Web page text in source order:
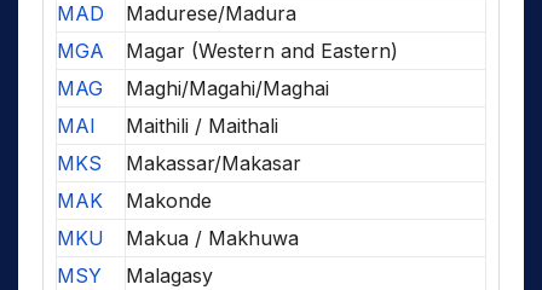
MAD
Madurese/Madura
MGA
Magar (Western and Eastern)
MAG
Maghi/Magahi/Maghai
MAI
Maithili / Maithali
MKS
Makassar/Makasar
MAK
Makonde
MKU
Makua / Makhuwa
MSY
Malagasy